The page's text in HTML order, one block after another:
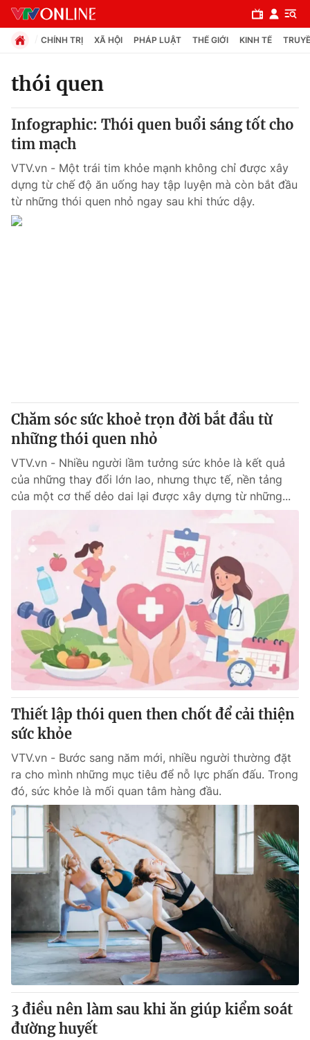
Chuyên mục
Chính trị
Xã hội
Pháp luật
Góc doanh nghiệp
Truyền hình
Phim VTV
Hậu trường
Nhân vật
Khán giả
Giải sao mai
Giải trí
Điện ảnh
Sao
Đời sống
Du lịch
Làm đẹp
Chất lượng cuộc sống
Giáo dục
Tuyển sinh
Học trực tuyến
Công nghệ
Hitech Công nghệ tương lai
Sản phẩm
Thị trường
Tư vấn
Giao lưu trực tuyến
Lịch phát sóng
Chuyên mục khác
Emagazine
Photo Infographic
Video Shorts video
VTV Money VTV Thể thao
VTV Sức khoẻ Bất động sản
Thị trường 24h Tấm lòng Việt
VTV4 Vươn mình bằng AI
VTV9
CHÍNH TRỊ XÃ HỘI PHÁP LUẬT THẾ GIỚI KINH TẾ
thói quen
Infographic: Thói quen buổi sáng tốt cho
tim mạch
VTV.vn - Một trái tim khỏe mạnh không chỉ được xây
dựng từ chế độ ăn uống hay tập luyện mà còn bắt đầu
từ những thói quen nhỏ ngay sau khi thức dậy.
Chăm sóc sức khoẻ trọn đời bắt đầu từ
những thói quen nhỏ
VTV.vn - Nhiều người lầm tưởng sức khỏe là kết quả
của những thay đổi lớn lao, nhưng thực tế, nền tảng
của một cơ thể dẻo dai lại được xây dựng từ những...
Thiết lập thói quen then chốt để cải thiện
sức khỏe
VTV.vn - Bước sang năm mới, nhiều người thường đặt
ra cho mình những mục tiêu để nỗ lực phấn đấu. Trong
đó, sức khỏe là mối quan tâm hàng đầu.
3 điều nên làm sau khi ăn giúp kiểm soát
đường huyết